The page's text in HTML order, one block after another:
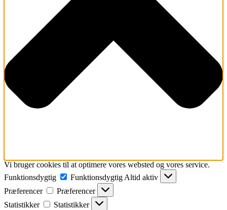
Vi bruger cookies til at optimere vores websted og vores service.
Funktionsdygtig
Funktionsdygtig Altid aktiv
Præferencer
Præferencer
Statistikker
Statistikker